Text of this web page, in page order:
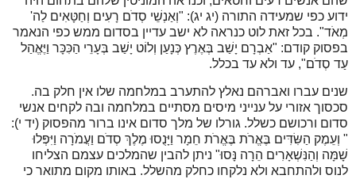
ידוע כפי שמעידה התורה (יג יג): "וְאַנְשֵׁי סְדֹם רָעִים וְחַטָּאִים לַה'
מְאֹד". בכל זאת לוט כנראה לא ישב עדיין בסדום ממש כפי הנאמר
בפסוק קודם: "אַבְרָם יָשַׁב בְּאֶרֶץ כְּנָעַן וְלוֹט יָשַׁב בְּעָרֵי הַכִּכָּר וַיֶּאֱהַל
עַד סְדֹם", עד ולא עד בכלל.
שנים עברו ואברהם נאלץ להתערב במלחמה שלו אין חלק בה.
סכסוך אזורי על ענייני מיסים מסתיים במלחמה ובה לקחים אנשי
סדום ורכושם כשלל. גורלו של מלך סדום אינו ברור מהפסוק (יד י):
" וְעֵמֶק הַשִּׂדִּים בֶּאֱרֹת בֶּאֱרֹת חֵמָר וַיָּנֻסוּ מֶלֶךְ סְדֹם וַעֲמֹרָה וַיִּפְּלוּ
שָׁמָּה וְהַנִּשְׁאָרִים הֵרָה נָּסוּ" ניתן להבין שהמלכים עצמם הצליחו
לנוס ולהתחבא ולא נלקחו כחלק מהשלל. באותו מקום מתואר כי